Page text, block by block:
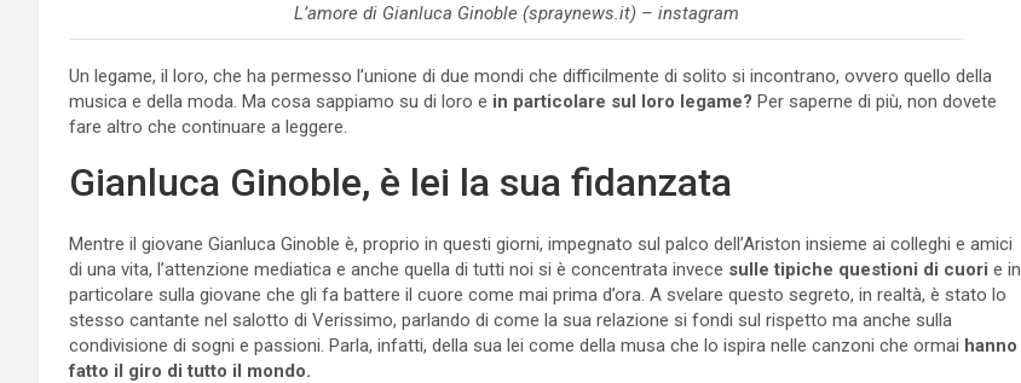
L’amore di Gianluca Ginoble (spraynews.it) – instagram
Un legame, il loro, che ha permesso l’unione di due mondi che difficilmente di solito si incontrano, ovvero quello della
musica e della moda. Ma cosa sappiamo su di loro e in particolare sul loro legame? Per saperne di più, non dovete
fare altro che continuare a leggere.
Gianluca Ginoble, è lei la sua fidanzata
Mentre il giovane Gianluca Ginoble è, proprio in questi giorni, impegnato sul palco dell’Ariston insieme ai colleghi e amici
di una vita, l’attenzione mediatica e anche quella di tutti noi si è concentrata invece sulle tipiche questioni di cuori e in
particolare sulla giovane che gli fa battere il cuore come mai prima d’ora. A svelare questo segreto, in realtà, è stato lo
stesso cantante nel salotto di Verissimo, parlando di come la sua relazione si fondi sul rispetto ma anche sulla
condivisione di sogni e passioni. Parla, infatti, della sua lei come della musa che lo ispira nelle canzoni che ormai hanno
fatto il giro di tutto il mondo.